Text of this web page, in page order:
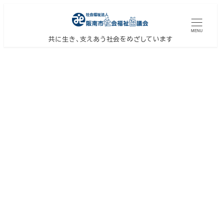
共に生き、支えあう社会をめざしています
MENU